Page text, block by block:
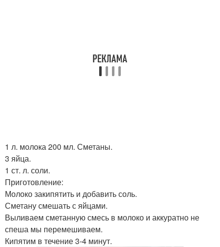
1 л. молока 200 мл. Сметаны.
3 яйца.
1 ст. л. соли.
Приготовление:
Молоко закипятить и добавить соль.
Сметану смешать с яйцами.
Выливаем сметанную смесь в молоко и аккуратно не
спеша мы перемешиваем.
Кипятим в течение 3-4 минут.